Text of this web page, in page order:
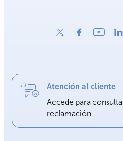
Atención al cliente
Accede para
reclamación